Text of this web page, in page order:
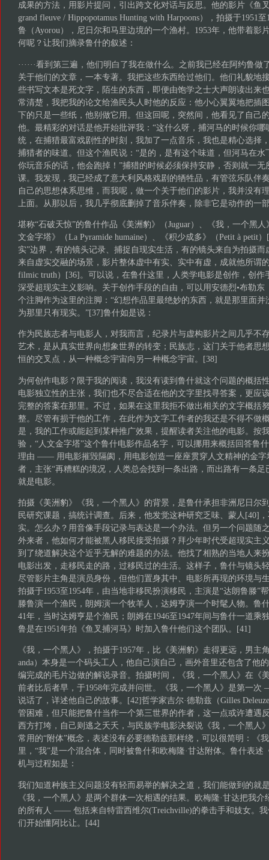
成果的方法，用影片提问，引出跨文化对话与反思。他的影片《鱼
grand fleuve / Hippopotamus Hunting with Harpoons），拍摄于1951
鲁（Ayorou），尼日尔和马里边境的一个渔村。1953年，他带着影
何呢？让我们摘录鲁什的叙述：
······看到第三遍，他们明白了我在做什么。之前我已经在阿约鲁
关于他们的文章，一本专著。我把这些东西给过他们。他们礼貌地
些书写文本是死文字，陌生的东西，即便由饱学之士大声朗读出来
常清楚，我把我的论文给渔民头人时他的反应：他小心翼翼地把插
下的只是一些纸，他别做它用。但这回呢，突然间，他看见了自己
他。最精彩的对话是他开始批评我：“这什么呀，捕河马的时候你哪
统，在捕猎最富戏剧性的时刻，我加了一点音乐，我也是精心选择
捕猎者的味道。但这个渔民说：“是的，是有这个味道，但河马在
你玩音乐的话，他会跑掉！”捕猎的时候必须保持安静，否则就一
课。我发现，我已经成了意大利风格戏剧的牺牲品，有管弦乐队伴
自己的思想体系思维，而我呢，做一个关于他们的影片，我并没有
上面。从那以后，我几乎彻底删掉了音乐伴奏，除非它是动作的一
堪称“石破天惊”的鲁什作品《美洲豹》（Juguar）、《我，一个黑
文金字塔》（La Pyramide humaine）、《积少成多》（Petit à petit
实”边界，有的镜头记录、捕捉自现实生活，有的镜头来自为拍摄
来自虚实交融的场景，影片整体虚中有实、实中有虚，成就他所谓
filmic truth）[36]。可以说，在鲁什这里，人类学电影是创作，创作
深受超现实主义影响。关于创作手段的自由，可以用安德烈•布勒东
个注脚作为这里的注脚：“幻想作品里最绝妙的东西，就是那里面
为那里只有现实。”[37]鲁什如是说：
作为民族志者与电影人，对我而言，纪录片与虚构影片之间几乎不
艺术，是从真实世界向想象世界的转变；民族志，这门关于他者思
恒的交叉点，从一种概念宇宙向另一种概念宇宙。[38]
为何创作电影？限于我的阅读，我没有读到鲁什就这个问题的概括
电影独立性的主张，我们也不尽合适在他的文字里找寻答案，更应
完整的答案在那里。不过，如果在这里我拒不做出相关的文字概括
整。尽管有损于他的工作，在此作为文字工作者的我还是不得不做
是，我的工作或能起到某种推广效果，提醒读者关注他的电影。按
验，“人文金字塔”这个鲁什电影作品名字，可以挪用来概括回答鲁
理由 —— 用电影摧毁隔阂，用电影创造一座座贯穿人文精神的金字
者，主张“再糟糕的境况，人类总会找到一条出路，而出路有一条足
就是电影。
拍摄《美洲豹》《我，一个黑人》的背景，是鲁什承担非洲尼日尔
民研究课题，搞统计调查。后来，他发觉这种研究乏味、蒙人[40]
实。怎么办？用音像手段记录与表达是一个办法。但另一个问题随
外来者，他如何才能被黑人移民接受拍摄？拜少年时代受超现实主
到了绕道解决这个近乎无解的难题的办法。他找了相熟的当地人来
电影出发，走移民走的路，过移民过的生活。这样子，鲁什与镜头
尽管影片主角是演员身份，但他们置身其中、电影所再现的环境与
拍摄于1953至1954年，由当地非移民扮演移民，主演是“达朗鲁滕”
滕鲁演一个渔民，朗姆演一个牧羊人，达姆亨演一个时髦人物。鲁
41年，当时达姆亨是个渔民；朗姆在1946至1947年间与鲁什一道乘
鲁是在1951年拍《鱼叉捕河马》时加入鲁什他们这个团队。[41]
《我，一个黑人》，拍摄于1957年，比《美洲豹》走得更远，男主
anda）本身是一个码头工人，他自己演自己，画外音里还包含了他
编完成的毛片边做的解说录音。拍摄时间，《我，一个黑人》在《
前者比后者早，于1958年完成并问世。《我，一个黑人》是第一
说话了，详述他自己的故事。[42]哲学家吉尔·德勒兹（Gilles
管困难，但只能把鲁什当作一个第三世界的作者，这一点或许遭遇
西方打垮，自己则逃之夭夭，与民族学电影决裂说《我，一个黑人
常用的“附体”概念，表述没有必要德勒兹那样绕，可以很简明：《
里，“我”是一个混合体，同时被鲁什和欧梅隆·甘达附体。鲁什表述
机与过程如是：
我们知道种族主义问题没有轻而易举的解决之道，我们能做到的就
《我，一个黑人》是两个群体一次相遇的结果。欧梅隆·甘达把我
的所有人 —— 包括来自特雷西维尔(Treichville)的拳击手和妓女
们开始懂阿比让。[44]